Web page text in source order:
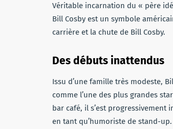
Véritable incarnation du « père
Bill Cosby est un symbole
carrière et la chute de Bill Cosby.
Des débuts inattendus
Issu d’une famille très modeste,
comme l’une des plus grandes
bar café, il s’est
en tant qu’humoriste de stand-